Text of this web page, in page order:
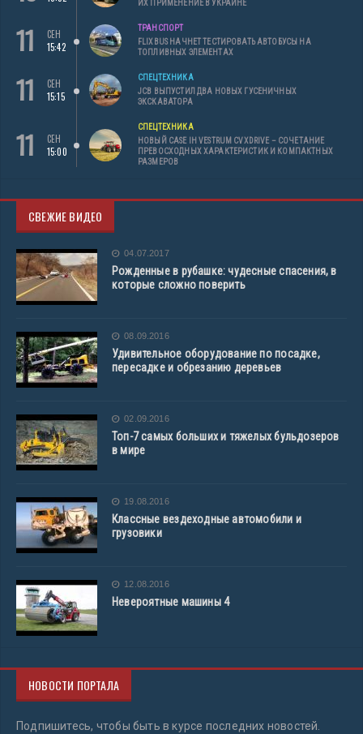
ИХ ПРИМЕНЕНИЕ В УКРАИНЕ
11
СЕН
15:42
ТРАНСПОРТ
FLIXBUS НАЧНЕТ ТЕСТИРОВАТЬ АВТОБУСЫ НА
ТОПЛИВНЫХ ЭЛЕМЕНТАХ
11
СЕН
15:15
СПЕЦТЕХНИКА
JCB ВЫПУСТИЛ ДВА НОВЫХ ГУСЕНИЧНЫХ
ЭКСКАВАТОРА
11
СЕН
15:00
СПЕЦТЕХНИКА
НОВЫЙ CASE IH VESTRUM CVXDRIVE – СОЧЕТАНИЕ
ПРЕВОСХОДНЫХ ХАРАКТЕРИСТИК И КОМПАКТНЫХ
РАЗМЕРОВ
СВЕЖИЕ ВИДЕО
04.07.2017
Рожденные в рубашке: чудесные спасения, в
которые сложно поверить
08.09.2016
Удивительное оборудование по посадке,
пересадке и обрезанию деревьев
02.09.2016
Топ-7 самых больших и тяжелых бульдозеров
в мире
19.08.2016
Классные вездеходные автомобили и
грузовики
12.08.2016
Невероятные машины 4
НОВОСТИ ПОРТАЛА
Подпишитесь, чтобы быть в курсе последних новостей.